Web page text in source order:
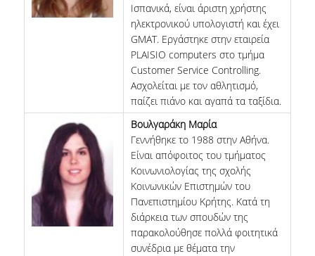
ΑΠΟ ΤΗ ΘΕΩΡΙΑ ΣΤΗΝ ΠΡΑΞΗ
ΣΥΝΕΔΡΙΑ - ΗΜΕΡΙΔΕΣ
ΘΕΡΙΝΟ ΕΡΓΑΣΤΗΡΙΟ ΑΝΑΠΤΥΞΗΣ ΔΕΞΙΟΤΗΤΩΝ ΔΑΔ
HRM AUEB INSIGHTS
ΣΥΖΗΤΩΝΤΑΣ ΜΕ ΣΤΕΛΕΧΗ HR
HR ISSUES
ΔΙΑΚΡΙΣΕΙΣ
ΠΙΣΤΟΠΟΙΗΣΕΙΣ ΚΑΙ ΛΙΣΤΕΣ ΚΑΤΑΤΑΞΗΣ
ΔΙΑΚΡΙΣΕΙΣ ΤΟΥ ΜΠΣ
Ισπανικά, είναι άριστη χρήστης
ηλεκτρονικού υπολογιστή και έχει
GMAT. Εργάστηκε στην εταιρεία
PLAISIO computers στο τμήμα
Customer Service Controlling.
Ασχολείται με τον αθλητισμό,
παίζει πιάνο και αγαπά τα ταξίδια.
Βουλγαράκη Μαρία
Γεννήθηκε το 1988 στην Αθήνα.
Είναι απόφοιτος του τμήματος
Κοινωνιολογίας της σχολής
Κοινωνικών Επιστημών του
Πανεπιστημίου Κρήτης. Κατά τη
διάρκεια των σπουδών της
παρακολούθησε πολλά φοιτητικά
συνέδρια με θέματα την